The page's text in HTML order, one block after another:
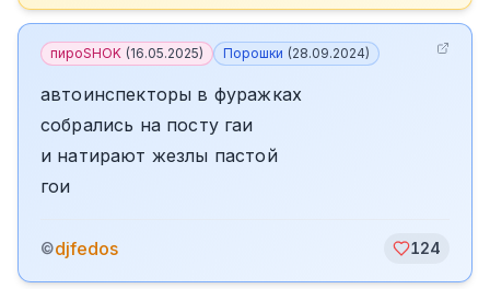
пироSHOK (16.05.2025) Порошки (28.09.2024)
автоинспекторы в фуражках
собрались на посту гаи
и натирают жезлы пастой
гои
©djfedos 124